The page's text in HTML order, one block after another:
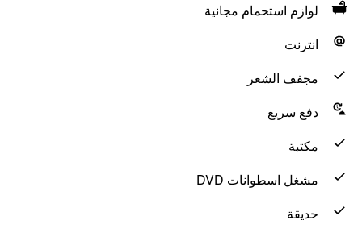
لوازم استحمام مجانية
انترنت
مجفف الشعر
دفع سريع
مكتبة
مشغل اسطوانات DVD
حديقة